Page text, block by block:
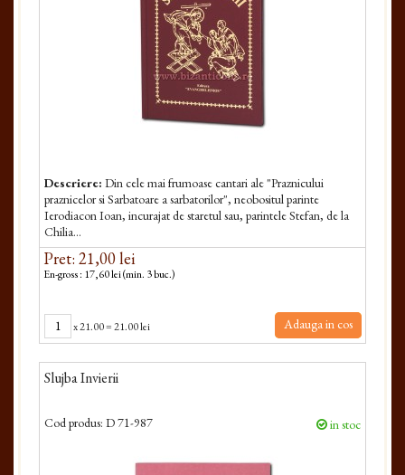
Descriere: Din cele mai frumoase cantari ale "Praznicului
praznicelor si Sarbatoare a sarbatorilor", neobositul parinte
Ierodiacon Ioan, incurajat de staretul sau, parintele Stefan, de la
Chilia...
Pret: 21,00 lei
En-gross : 17,60 lei (min. 3 buc.)
x21.00=21.00 lei Adauga in cos
Slujba Invierii
Cod produs: D 71-987 in stoc